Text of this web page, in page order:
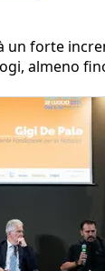
un forte
almeno